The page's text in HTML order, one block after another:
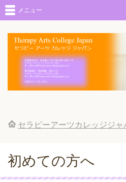
メニュー
セラピーアーツカレッジジャ
初めての方へ